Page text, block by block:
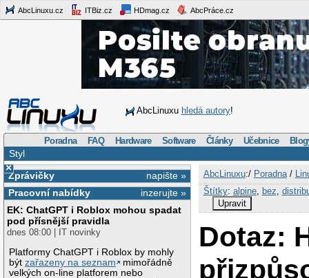
AbcLinuxu.cz ITBiz.cz HDmag.cz AbcPráce.cz
AbcLinuxu hledá autory!
Poradna FAQ Hardware Software Články Učebnice
Styl
×
napište »
Zprávičky
inzerujte »
Pracovní nabídky
EK: ChatGPT i Roblox mohou spadat
pod přísnější pravidla
dnes 08:00 | IT novinky
Platformy ChatGPT i Roblox by mohly
býtzařazeny na seznam
mimořádně
velkých on-line platforem nebo
AbcLinuxu:/ Poradna/
Štítky: alpine, bez
Upravit
Dotaz: